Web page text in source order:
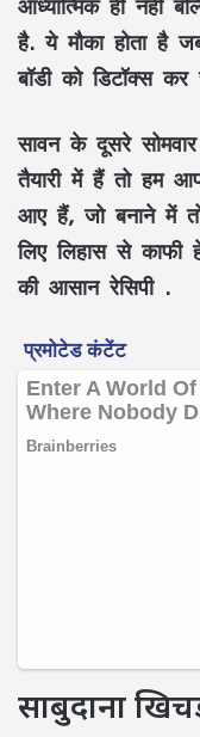
है. ये मौका होता है
बॉडी को डिटॉक्स
सावन के दूसरे
तैयारी में हैं तो हम
आए हैं, जो बनाने में
लिए लिहास से काफी
की आसान रेसिपी .
साबुदाना